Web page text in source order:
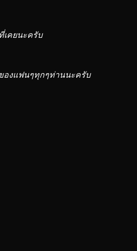
เคยนะครับ
องแฟนๆทุกๆท่านนะครับ